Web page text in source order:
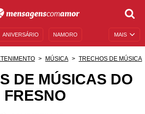
MAIS
ANIVERSÁRIO NAMORO
DESCULPAS
MENSAGENS DE ANIVERSÁRIO
MÚSICA TRECHOS DE MÚSICA
DE MÚSICAS DO
FRESNO